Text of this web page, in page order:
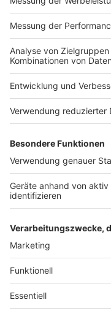
Iran-Krieg lässt
Clever Tanke
News-Ticker zur
Weitere
Anzeige
Folge uns für
Anzeige